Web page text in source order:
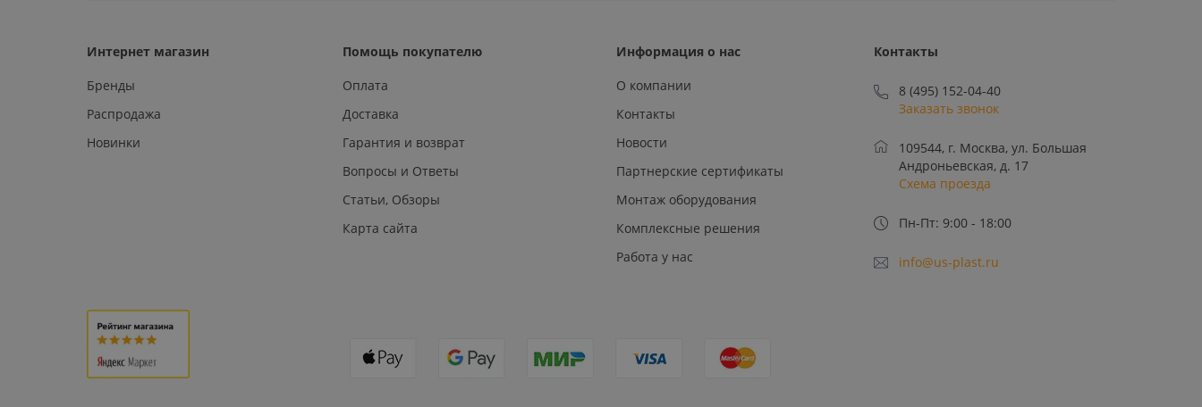
Интернет магазин
Бренды
Распродажа
Новинки
Помощь покупателю
Оплата
Доставка
Гарантия и возврат
Вопросы и Ответы
Статьи, Обзоры
Карта сайта
Информация о нас
О компании
Контакты
Новости
Партнерские сертификаты
Монтаж оборудования
Комплексные решения
Работа у нас
Контакты
8 (495) 152-04-40
Заказать звонок
109544, г. Москва, ул. Большая
Андроньевская, д. 17
Схема проезда
Пн-Пт: 9:00 - 18:00
info@us-plast.ru